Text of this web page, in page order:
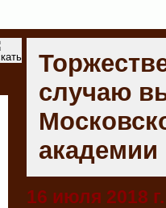
случаю
академии
16 июля 2018 г.